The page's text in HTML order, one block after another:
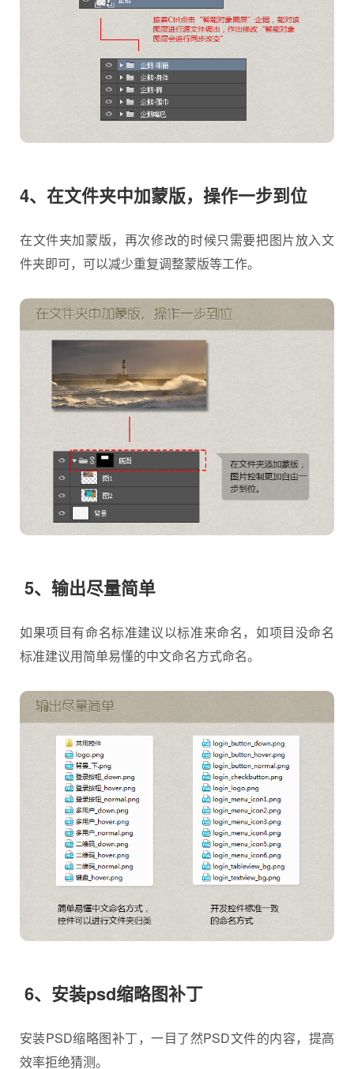
4、在文件夹中加蒙版，操作一步到位
在文件夹加蒙版，再次修改的时候只需要把图片放入文
件夹即可，可以减少重复调整蒙版等工作。
5、输出尽量简单
如果项目有命名标准建议以标准来命名，如项目没命名
标准建议用简单易懂的中文命名方式命名。
6、安装psd缩略图补丁
安装PSD缩略图补丁，一目了然PSD文件的内容，提高
效率拒绝猜测。